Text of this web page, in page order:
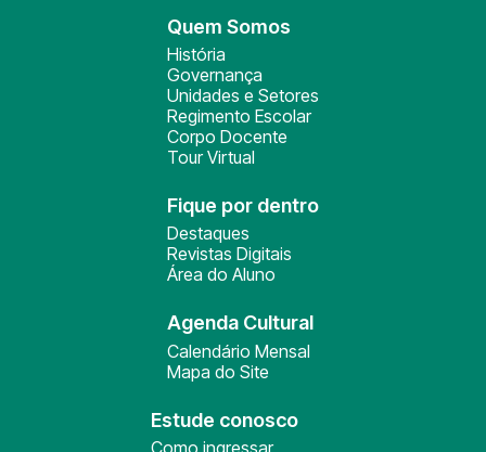
Quem Somos
História
Governança
Unidades e Setores
Regimento Escolar
Corpo Docente
Tour Virtual
Fique por dentro
Destaques
Revistas Digitais
Área do Aluno
Agenda Cultural
Calendário Mensal
Mapa do Site
Estude conosco
Como ingressar